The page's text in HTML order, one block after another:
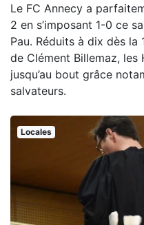
Le FC Annecy a
2 en s’imposant 1-0 ce
Pau. Réduits à dix dès la
de Clément Billemaz,
jusqu’au bout grâce
salvateurs.
Locales